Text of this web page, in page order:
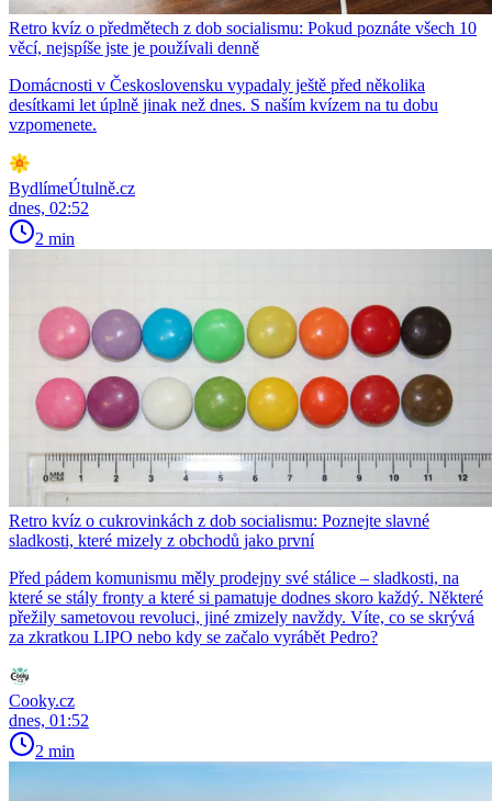
Retro kvíz o předmětech z dob socialismu: Pokud poznáte všech 10
věcí, nejspíše jste je používali denně
Domácnosti v Československu vypadaly ještě před několika
desítkami let úplně jinak než dnes. S naším kvízem na tu dobu
vzpomenete.
BydlímeÚtulně.cz
dnes, 02:52
2 min
Retro kvíz o cukrovinkách z dob socialismu: Poznejte slavné
sladkosti, které mizely z obchodů jako první
Před pádem komunismu měly prodejny své stálice – sladkosti, na
které se stály fronty a které si pamatuje dodnes skoro každý. Některé
přežily sametovou revoluci, jiné zmizely navždy. Víte, co se skrývá
za zkratkou LIPO nebo kdy se začalo vyrábět Pedro?
Cooky.cz
dnes, 01:52
2 min